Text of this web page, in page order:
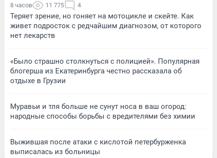
8 часов 11 775 4
Теряет зрение, но гоняет на мотоцикле и скейте. Как
живет подросток с редчайшим диагнозом, от которого
нет лекарств
«Было страшно столкнуться с полицией». Популярная
блогерша из Екатеринбурга честно рассказала об
отдыхе в Грузии
Муравьи и тля больше не сунут носа в ваш огород:
народные способы борьбы с вредителями без химии
Выжившая после атаки с кислотой петербурженка
выписалась из больницы